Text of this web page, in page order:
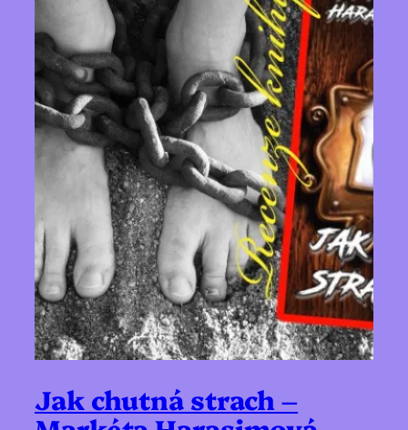
Jak chutná strach –